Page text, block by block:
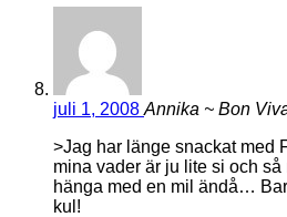
juli 1, 2008 Annika ~ Bon
>Jag har länge snackat med
mina vader är ju lite si och
hänga med en mil ändå…
kul!